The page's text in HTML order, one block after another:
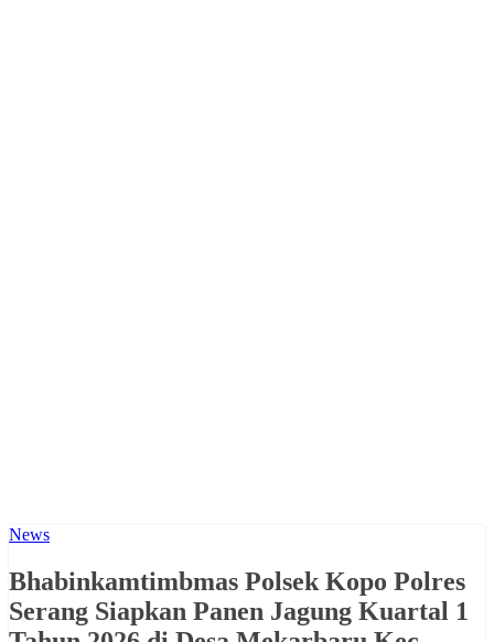
News
Bhabinkamtimbmas Polsek Kopo Polres
Serang Siapkan Panen Jagung Kuartal 1